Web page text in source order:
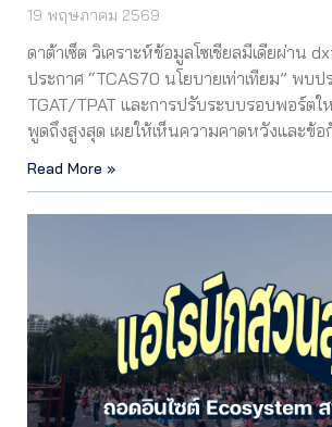
19 พฤษภาคม 2569
ดาต้าเซ็ต วิเคราะห์ข้อมูลโซเชียลมีเดียผ่าน
ประกาศ “TCAS70 นโยบายเท่าเทียม” พบป
TGAT/TPAT และการปรับระบบรอบพอร์ตใ
พูดถึงสูงสุด เผยให้เห็นความคาดหวังและข้อ
Read More »